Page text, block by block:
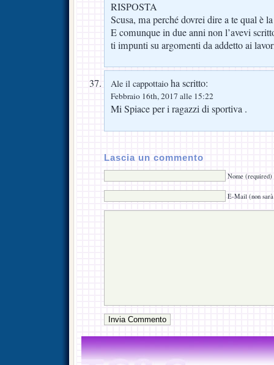
RISPOSTA
Scusa, ma perché dovrei dire a te qual è
E comunque in due anni non l’avevi
ti impunti su argomenti da addetto ai
Ale il cappottaio ha scritto:
Febbraio 16th, 2017 alle 15:22
Mi Spiace per i ragazzi di sportiva .
Lascia un commento
Nome (required)
E-Mail (non